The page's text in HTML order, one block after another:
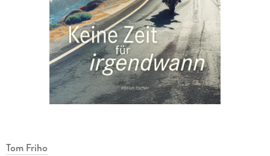
Tom Friho